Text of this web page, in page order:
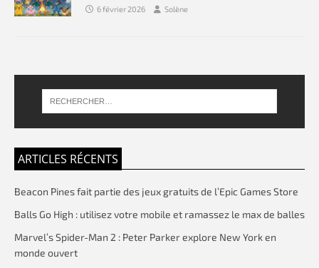
6 février 2026 Solène
ARTICLES RÉCENTS
Beacon Pines fait partie des jeux gratuits de l’Epic Games Store
Balls Go High : utilisez votre mobile et ramassez le max de balles
Marvel’s Spider-Man 2 : Peter Parker explore New York en
monde ouvert